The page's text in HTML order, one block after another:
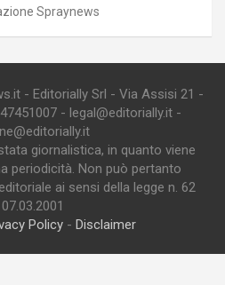
Spraynews
- Editorially Srl - Via Assisi 21 -
- legal@editorially.it -
giornalistica, in quanto viene
periodicità. Non può pertanto
ai sensi della legge n. 62
Policy- Disclaimer